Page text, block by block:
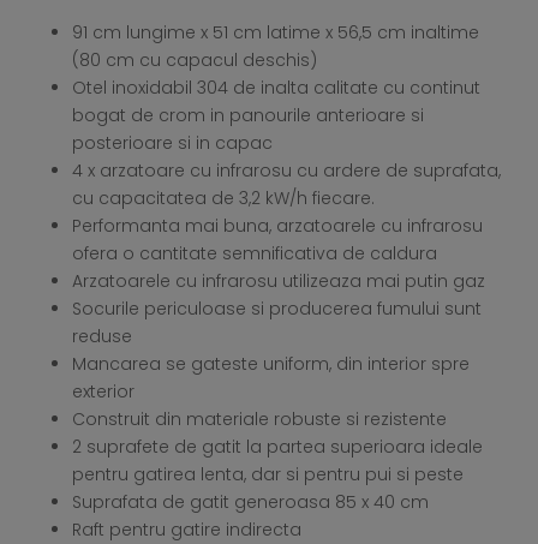
91 cm lungime x 51 cm latime x 56,5 cm inaltime
(80 cm cu capacul deschis)
Otel inoxidabil 304 de inalta calitate cu continut
bogat de crom in panourile anterioare si
posterioare si in capac
4 x arzatoare cu infrarosu cu ardere de suprafata,
cu capacitatea de 3,2 kW/h fiecare.
Performanta mai buna, arzatoarele cu infrarosu
ofera o cantitate semnificativa de caldura
Arzatoarele cu infrarosu utilizeaza mai putin gaz
Socurile periculoase si producerea fumului sunt
reduse
Mancarea se gateste uniform, din interior spre
exterior
Construit din materiale robuste si rezistente
2 suprafete de gatit la partea superioara ideale
pentru gatirea lenta, dar si pentru pui si peste
Suprafata de gatit generoasa 85 x 40 cm
Raft pentru gatire indirecta